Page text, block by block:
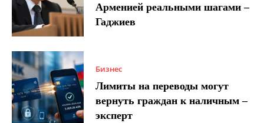
Арменией реальными шагами –
Гаджиев
Бизнес
Лимиты на переводы могут
вернуть граждан к наличным –
эксперт